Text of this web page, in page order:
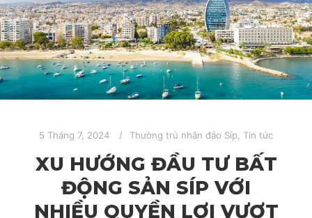
5 Tháng 7, 2024 Thường trú nhân đảo Síp, Tin tức
XU HƯỚNG ĐẦU TƯ BẤT
ĐỘNG SẢN SÍP VỚI
NHIỀU QUYỀN LỢI VƯỢT